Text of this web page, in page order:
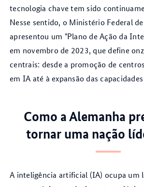
tecnologia chave tem sido
Nesse sentido, o Ministério Federal
apresentou um "Plano de Ação da
em novembro de 2023, que define
centrais: desde a promoção de
em IA até à expansão das
Como a Alemanha
tornar uma nação
A inteligência artificial (IA) ocupa um